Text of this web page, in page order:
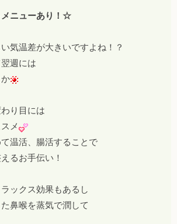
ニューあり！☆
気温差が大きいですよね！？
週には
り目には
メ
温活、腸活することで
るお手伝い！
ックス効果もあるし
鼻喉を蒸気で潤して